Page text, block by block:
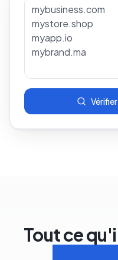
Tout ce